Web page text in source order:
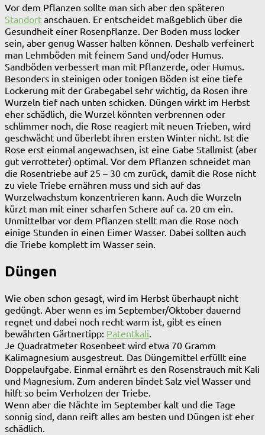
Vor dem Pflanzen sollte man sich aber den späteren
Standort anschauen. Er entscheidet maßgeblich über die
Gesundheit einer Rosenpflanze. Der Boden muss locker
sein, aber genug Wasser halten können. Deshalb verfeinert
man Lehmböden mit feinem Sand und/oder Humus.
Sandböden verbessert man mit Pflanzerde, oder Humus.
Besonders in steinigen oder tonigen Böden ist eine tiefe
Lockerung mit der Grabegabel sehr wichtig, da Rosen ihre
Wurzeln tief nach unten schicken. Düngen wirkt im Herbst
eher schädlich, die Wurzel könnten verbrennen oder
schlimmer noch, die Rose reagiert mit neuen Trieben, wird
geschwächt und überlebt ihren ersten Winter nicht. Ist die
Rose erst einmal angewachsen, ist eine Gabe Stallmist (aber
gut verrotteter) optimal. Vor dem Pflanzen schneidet man
die Rosentriebe auf 25 – 30 cm zurück, damit die Rose nicht
zu viele Triebe ernähren muss und sich auf das
Wurzelwachstum konzentrieren kann. Auch die Wurzeln
kürzt man mit einer scharfen Schere auf ca. 20 cm ein.
Unmittelbar vor dem Pflanzen stellt man die Rose noch
einige Stunden in einen Eimer Wasser. Dabei sollten auch
die Triebe komplett im Wasser sein.
Düngen
Wie oben schon gesagt, wird im Herbst überhaupt nicht
gedüngt. Aber wenn es im September/Oktober dauernd
regnet und dabei noch recht warm ist, gibt es einen
bewährten Gärtnertipp: Patentkali.
Je Quadratmeter Rosenbeet wird etwa 70 Gramm
Kalimagnesium ausgestreut. Das Düngemittel erfüllt eine
Doppelaufgabe. Einmal ernährt es den Rosenstrauch mit Kali
und Magnesium. Zum anderen bindet Salz viel Wasser und
hilft so beim Verholzen der Triebe.
Wenn aber die Nächte im September kalt und die Tage
sonnig sind, dann reift alles am besten und Düngen ist eher
schädlich.